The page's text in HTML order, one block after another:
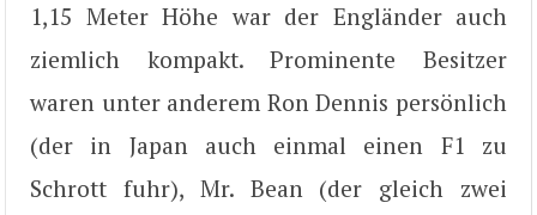
1,15 Meter Höhe war der Engländer auch
ziemlich kompakt. Prominente Besitzer
waren unter anderem Ron Dennis persönlich
(der in Japan auch einmal einen F1 zu
Schrott fuhr), Mr. Bean (der gleich zwei